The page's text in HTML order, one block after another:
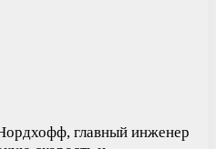
главный инженер